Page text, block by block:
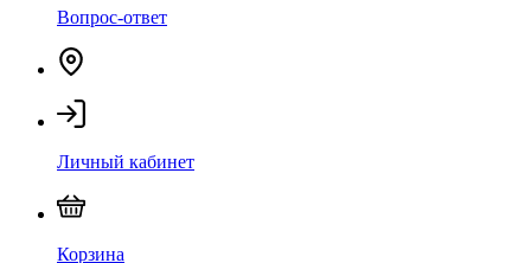
Вопрос-ответ
Личный кабинет
Корзина